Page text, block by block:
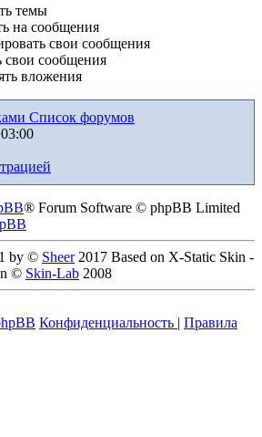
темы
на сообщения
свои сообщения
свои сообщения
вложения
Список форумов
® Forum Software © phpBB Limited
by © Sheer2017 Based on X-Static Skin -
© Skin-Lab 2008
Конфиденциальность | Правила